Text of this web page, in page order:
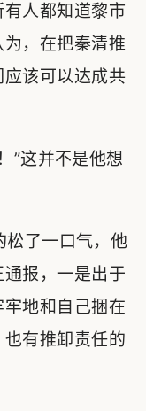
人都知道黎市
，在把秦清推
该可以达成共
”这并不是他想
了一口气，他
报，一是出于
地和自己捆在
有推卸责任的